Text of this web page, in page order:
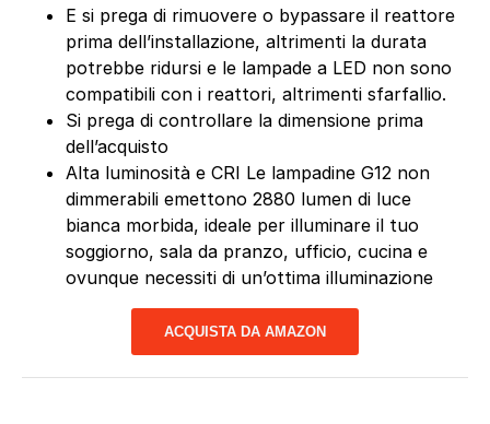
E si prega di rimuovere o bypassare il reattore
prima dell’installazione, altrimenti la durata
potrebbe ridursi e le lampade a LED non sono
compatibili con i reattori, altrimenti sfarfallio.
Si prega di controllare la dimensione prima
dell’acquisto
Alta luminosità e CRI Le lampadine G12 non
dimmerabili emettono 2880 lumen di luce
bianca morbida, ideale per illuminare il tuo
soggiorno, sala da pranzo, ufficio, cucina e
ovunque necessiti di un’ottima illuminazione
ACQUISTA DA AMAZON